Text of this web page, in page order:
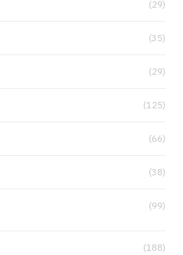
(29)
(35)
(29)
(125)
(66)
(38)
(99)
(188)